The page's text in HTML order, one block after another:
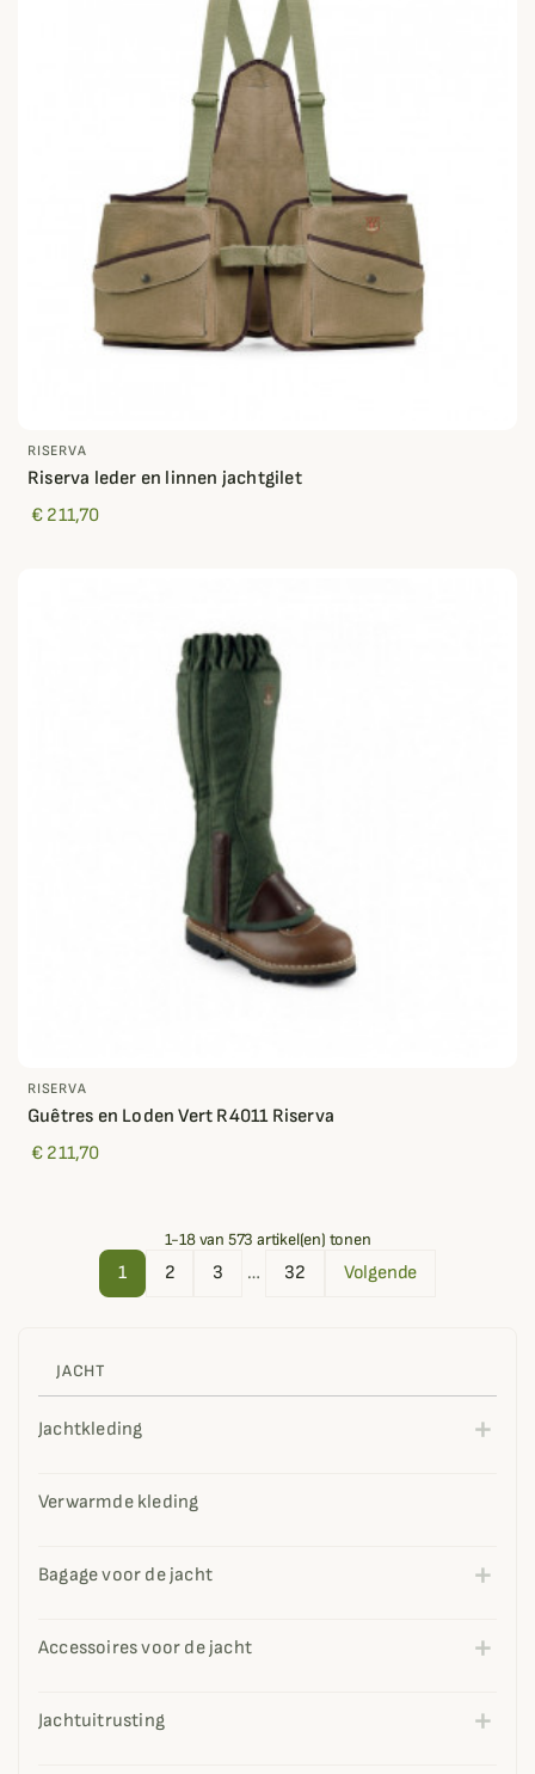
JACHT
Jachtkleding
Verwarmde kleding
Bagage voor de jacht
Accessoires voor de jacht
Jachtuitrusting
RISERVA
Riserva leder en linnen jachtgilet
€ 211,70
RISERVA
Guêtres en Loden Vert R4011 Riserva
€ 211,70
1-18 van 573 artikel(en) tonen
1 2 3 … 32 Volgende